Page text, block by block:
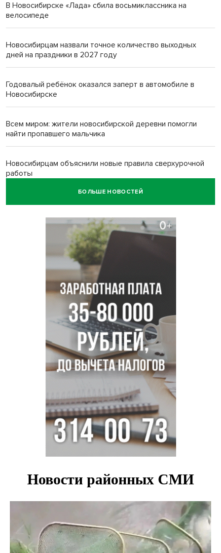
В Новосибирске «Лада» сбила восьмиклассника на
велосипеде
Новосибирцам назвали точное количество выходных
дней на праздники в 2027 году
Годовалый ребёнок оказался заперт в автомобиле в
Новосибирске
Всем миром: жители новосибирской деревни помогли
найти пропавшего мальчика
Новосибирцам объяснили новые правила сверхурочной
работы
БОЛЬШЕ НОВОСТЕЙ